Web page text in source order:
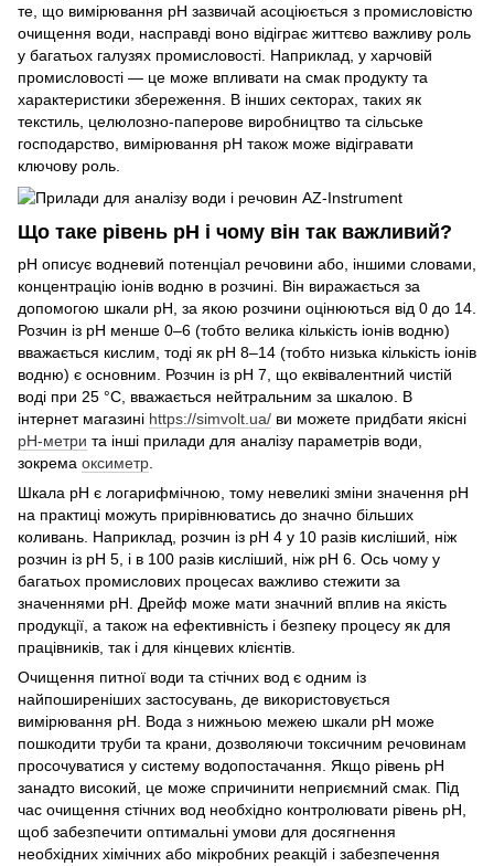
те, що вимірювання рН зазвичай асоціюється з промисловістю
очищення води, насправді воно відіграє життєво важливу роль
у багатьох галузях промисловості. Наприклад, у харчовій
промисловості — це може впливати на смак продукту та
характеристики збереження. В інших секторах, таких як
текстиль, целюлозно-паперове виробництво та сільське
господарство, вимірювання pH також може відігравати
ключову роль.
Що таке рівень pH і чому він так важливий?
pH описує водневий потенціал речовини або, іншими словами,
концентрацію іонів водню в розчині. Він виражається за
допомогою шкали pH, за якою розчини оцінюються від 0 до 14.
Розчин із pH менше 0–6 (тобто велика кількість іонів водню)
вважається кислим, тоді як pH 8–14 (тобто низька кількість іонів
водню) є основним. Розчин із рН 7, що еквівалентний чистій
воді при 25 °C, вважається нейтральним за шкалою. В
інтернет магазині https://simvolt.ua/ ви можете придбати якісні
рН-метри та інші прилади для аналізу параметрів води,
зокрема оксиметр.
Шкала рН є логарифмічною, тому невеликі зміни значення рН
на практиці можуть прирівнюватись до значно більших
коливань. Наприклад, розчин із рН 4 у 10 разів кисліший, ніж
розчин із рН 5, і в 100 разів кисліший, ніж рН 6. Ось чому у
багатьох промислових процесах важливо стежити за
значеннями рН. Дрейф може мати значний вплив на якість
продукції, а також на ефективність і безпеку процесу як для
працівників, так і для кінцевих клієнтів.
Очищення питної води та стічних вод є одним із
найпоширеніших застосувань, де використовується
вимірювання pH. Вода з нижньою межею шкали pH може
пошкодити труби та крани, дозволяючи токсичним речовинам
просочуватися у систему водопостачання. Якщо рівень pH
занадто високий, це може спричинити неприємний смак. Під
час очищення стічних вод необхідно контролювати рівень рН,
щоб забезпечити оптимальні умови для досягнення
необхідних хімічних або мікробних реакцій і забезпечення